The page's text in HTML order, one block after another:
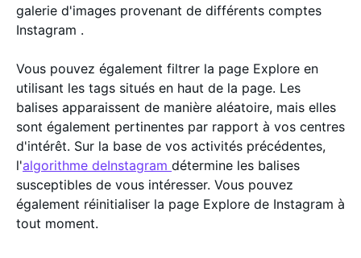
galerie d'images provenant de différents comptes
Instagram .
Vous pouvez également filtrer la page Explore en
utilisant les tags situés en haut de la page. Les
balises apparaissent de manière aléatoire, mais elles
sont également pertinentes par rapport à vos centres
d'intérêt. Sur la base de vos activités précédentes,
l'algorithme deInstagram détermine les balises
susceptibles de vous intéresser. Vous pouvez
également réinitialiser la page Explore de Instagram à
tout moment.